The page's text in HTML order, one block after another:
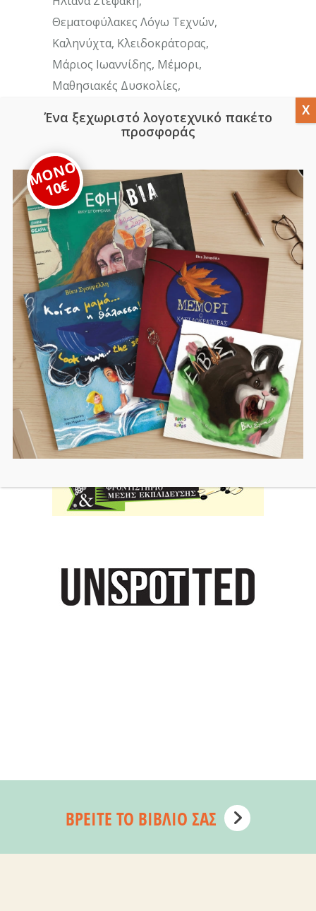
Θεματοφύλακες Λόγω Τεχνών
Καληνύχτα Κλειδοκράτορας
Μάριος Ιωαννίδης Μέμορι
Μαθησιακές Δυσκολίες
Μαρίνα Μποζάνη Παιδιά Παπούτσια
Παραμύθι
Τα Βασίλεια Των Αγγλοχρόνων Και Ο
Μπι
Εκπαιδευση Παιδικά Βιβλία
Τέχνη
Φεμινισμός
Αναζήτηση
Search
for:
ΒΡΕΊΤΕ ΤΟ ΒΙΒΛΊΟ ΣΑΣ
Ένα ξεχωριστό λογοτεχνικό πακέτο
προσφοράς
ΜΟΝΟ
10€